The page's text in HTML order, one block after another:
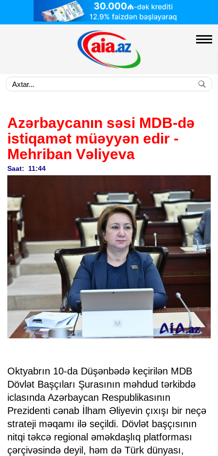
Azərbaycanın səsi MDB-də
istiqamət müəyyən edir -
Mehriban Vəliyeva
Saat: 11:44
Oktyabrın 10-da Düşənbədə keçirilən MDB
Dövlət Başçıları Şurasının məhdud tərkibdə
iclasında Azərbaycan Respublikasının
Prezidenti cənab İlham Əliyevin çıxışı bir neçə
strateji məqamı ilə seçildi. Dövlət başçısının
nitqi təkcə regional əməkdaşlıq platforması
çərçivəsində deyil, həm də Türk dünyası,